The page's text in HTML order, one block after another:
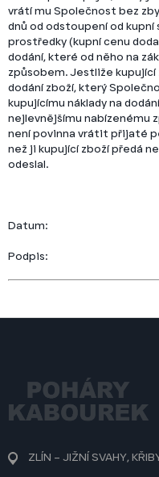
vrátí mu Společnost bez
dnů od odstoupení od kupní
prostředky (kupní cenu
dodání, které od něho na
způsobem. Jestliže kupující
dodání zboží, který
kupujícímu náklady na
nejlevnějšímu nabízenému
není povinna vrátit přijaté
než ji kupující zboží předá
odeslal.
Datum:
Podpis:
ZLÍN – JIŽNÍ SVAHY,